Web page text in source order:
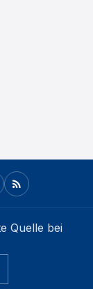
Quelle bei